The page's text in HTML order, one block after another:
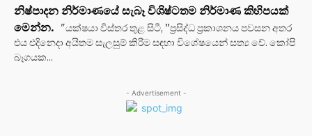
නිෂ්පාදන නිර්මාණයේ සැබෑ විශිෂ්ටතම නිර්මාණ කිහිපයක්
මෙන්න.
"යක්ෂයා විස්තර තුළ සිටී, ”ප්‍රසිද්ධ ප්‍රකාශනය පවසන අතර
එය එදිනෙදා අයිතම සැලසුම් කිරීම සඳහා විශේෂයෙන් සත්‍ය වේ. කෝපි
බෑගයක...
- Advertisement -